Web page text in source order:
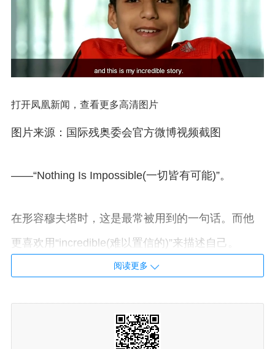
打开凤凰新闻，查看更多高清图片
图片来源：国际残奥委会官方微博视频截图
——“Nothing Is Impossible(一切皆有可能)”。
在形容穆夫塔时，这是最常被用到的一句话。而他
更喜欢用“incredible(难以置信的)”来描述自己。
低头的史诗。
阅读更多